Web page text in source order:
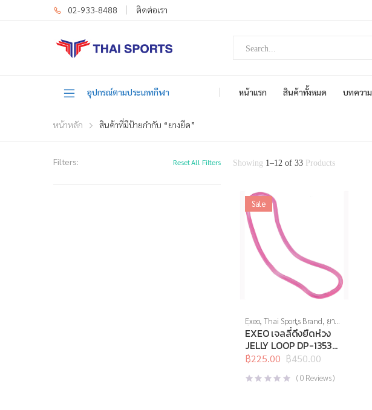
02-933-8488 ติดต่อเรา
อุปกรณ์ตามประเภทกีฬา หน้าแรก สินค้าทั้งหมด บทความ
หน้าหลัก สินค้าที่มีป้ายกำกับ “ยางยืด”
Filters: Reset All Filters Showing 1–12 of 33 Products
Sale
Exeo,Thai Sports Brand, ยาง
ยืด,สร้างกล้ามเนื้อ,สินค้าล็อต
สุดท้าย,อุปกรณ์คลายกล้าม
เนื้อ,อุปกรณ์บริหารกาย,
อุปกรณ์ยืดเหยียด,อุปกรณ์
สุขภาพเพื่อผู้สูงวัย
สุขภาพ
EXEO เจลลี่ดึงยืดห่วง
JELLY LOOP DP-1353
Light (ชมพู)
฿450.00
Original
price
was:
฿225.00
Current
price
is:
(0 Reviews )